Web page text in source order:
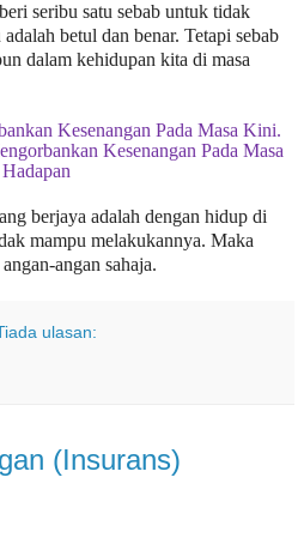
seribu satu sebab untuk tidak
betul dan benar. Tetapi sebab
dalam kehidupan kita di masa
Kesenangan Pada Masa Kini.
Kesenangan Pada Masa
Hadapan
berjaya adalah dengan hidup di
mampu melakukannya. Maka
angan sahaja.
ulasan:
(Insurans)